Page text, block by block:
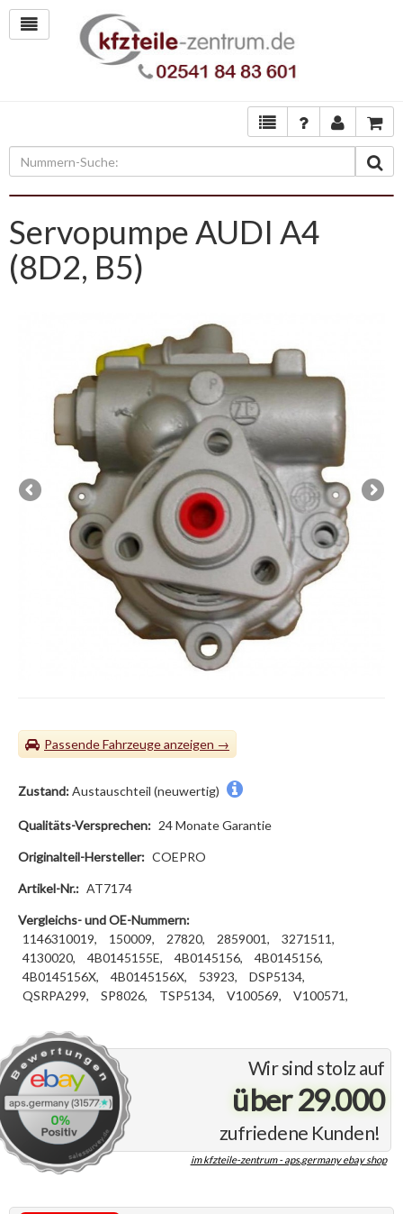
Servopumpe AUDI A4
(8D2, B5)
Passende Fahrzeuge
Wir sind stolz auf
über 29.000
zufriedene Kunden!
im kfzteile-zentrum - aps.germany ebay shop
Zustand:Austauschteil (neuwertig)
Qualitäts-Versprechen: 24 Monate Garantie
Originalteil-Hersteller: COEPRO
Artikel-Nr.: AT7174
Vergleichs- und OE-Nummern:
1146310019,
150009, 27820, 2859001,
3271511,
4130020,
4B0145155E, 4B0145156,
4B0145156,
4B0145156X,
4B0145156X, 53923,
DSP5134,
QSRPA299,
SP8026, TSP5134, V100569, V100571,